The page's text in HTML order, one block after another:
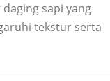
sapi yang
tekstur serta